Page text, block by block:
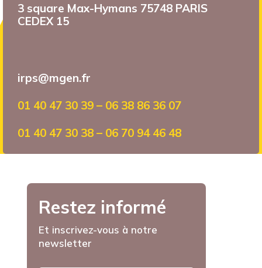
3 square Max-Hymans 75748 PARIS
CEDEX 15
irps@mgen.fr
01 40 47 30 39 – 06 38 86 36 07
01 40 47 30 38 – 06 70 94 46 48
Restez informé
Et inscrivez-vous à notre
newsletter